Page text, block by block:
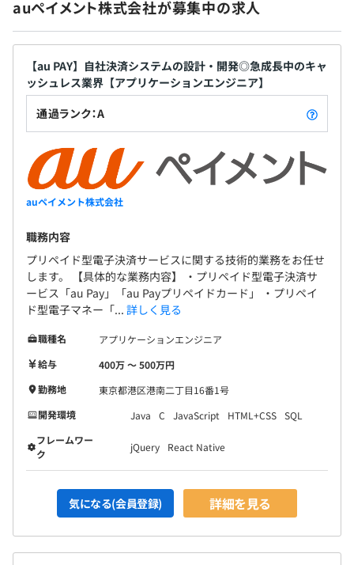
年間の目標に対する成果と行動を評価いたします。
具体的には、会社全体の目標から部門目標を設定し、さら
ードバックを重ねて、年間の個人ミッション達成を目指し
ます。
また、職位に求められるコミュニケーションや目標達成志
向などの期待役割行動も評価対象としております。
情報システム部は、エンジニア40名程度で構成されてい
基本は内製開発体制をとっていますが、開発案件、対応シ
ステムによっては外部委託先と連携したチームがありま
1プロジェクト期間は1～2週間程度のものから6ヶ月以上
など、多種多様になります。
auペイメント株式会社が募集中の求人
【au PAY】自社決済システムの設計・開発◎急成長中のキャ
ッシュレス業界【アプリケーションエンジニア】
通過ランク：A
auペイメント株式会社
職務内容
プリペイド型電子決済サービスに関する技術的業務をお任せ
します。 【具体的な業務内容】 ・プリペイド型電子決済サ
ービス「au Pay」「au Payプリペイドカード」 ・プリペイ
ド型電子マネー「... 詳しく見る
職種名
アプリケーションエンジニア
給与
400万 〜 500万円
勤務地
東京都港区港南二丁目16番1号
開発環境
Java C JavaScript HTML+CSS SQL
フレームワー
ク
jQuery React Native
気になる(会員登録) 詳細を見る